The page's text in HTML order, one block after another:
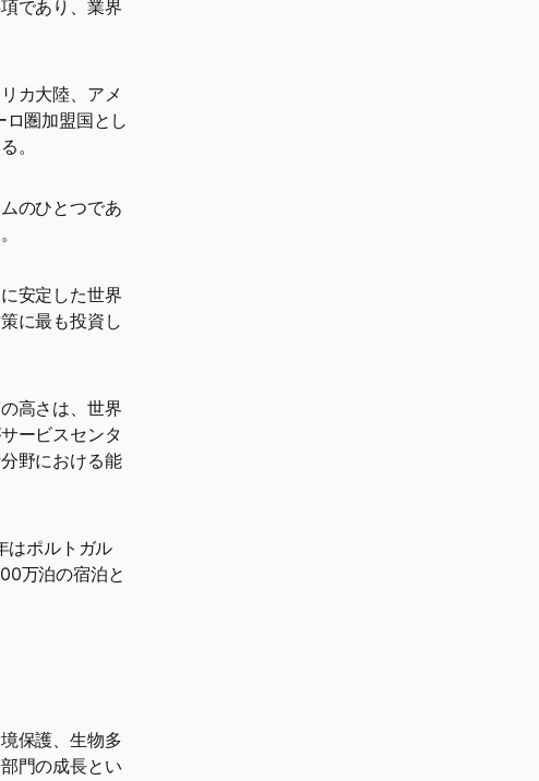
であり、業界
カ大陸、アメ
圏加盟国とし
。
のひとつであ
安定した世界
に最も投資し
高さは、世界
ービスセンタ
野における能
はポルトガル
万泊の宿泊と
保護、生物多
門の成長とい